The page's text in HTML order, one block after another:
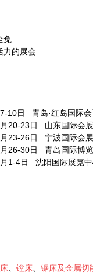
免
力的展会
10日 青岛·红岛国际
20-23日 山东国际会
23-26日 宁波国际会
26-30日 青岛国际博
1-4日 沈阳国际展览
镗床 锯床及金属切